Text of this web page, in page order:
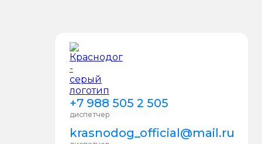
+7 988 505 2 505
диспетчер
krasnodog_official@mail.ru